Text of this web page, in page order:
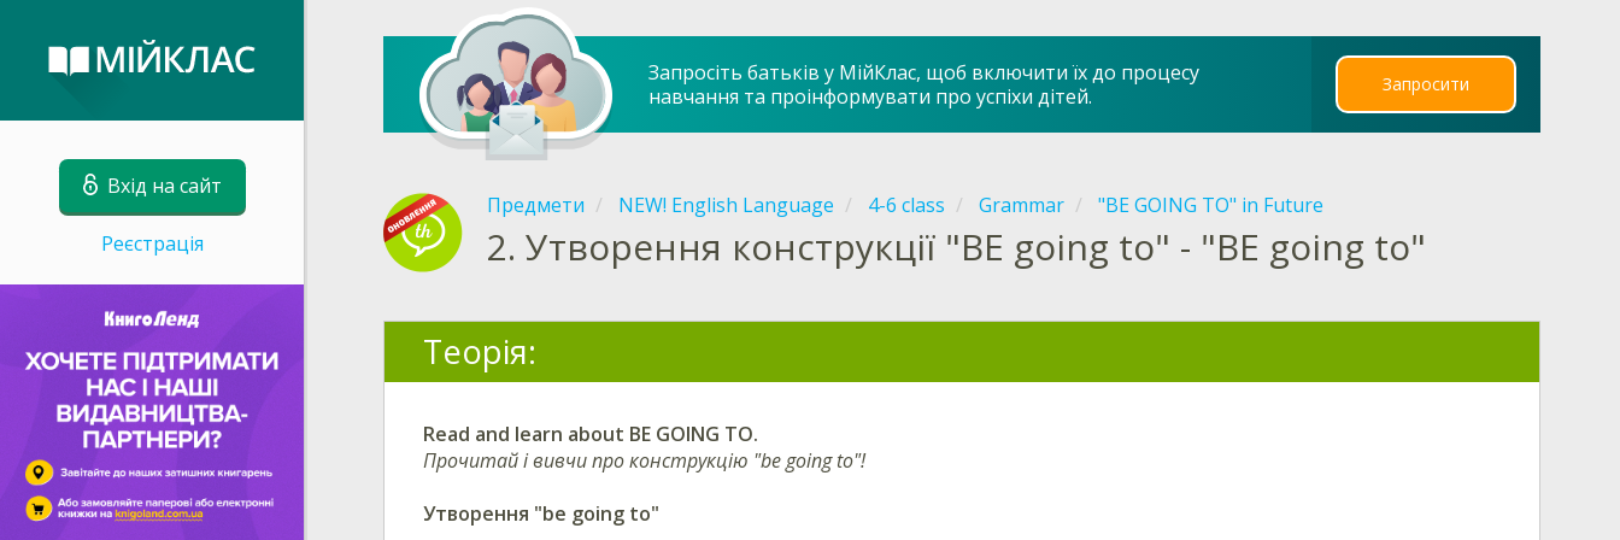
Вхід на сайт
Реєстрація
Запросіть батьків у МійКлас, щоб включити їх до процесу
навчання та проінформувати про успіхи дітей.
Запросити
Предмети NEW! English Language 4-6 class Grammar "BE GOING TO" in Future
2. Утворення конструкції "BE going to" - "BE going to"
Теорія:
Read and learn about BE GOING TO.
Прочитай і вивчи про конструкцію "be going to"!
Утворення "be going to"